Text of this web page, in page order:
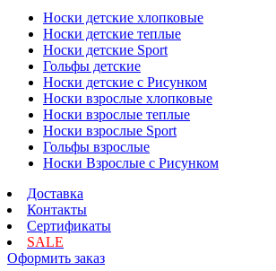
Носки детские хлопковые
Носки детские теплые
Носки детские Sport
Гольфы детские
Носки детские с Рисунком
Носки взрослые хлопковые
Носки взрослые теплые
Носки взрослые Sport
Гольфы взрослые
Носки Взрослые с Рисунком
Доставка
Контакты
Сертификаты
SALE
Оформить заказ